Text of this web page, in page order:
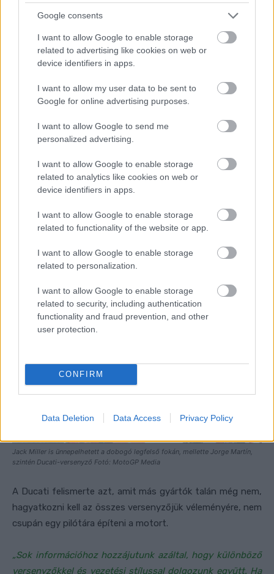
Google consents
I want to allow Google to enable storage
related to advertising like cookies on web or
device identifiers in apps.
I want to allow my user data to be sent to
Google for online advertising purposes.
I want to allow Google to send me
personalized advertising.
I want to allow Google to enable storage
related to analytics like cookies on web or
device identifiers in apps.
I want to allow Google to enable storage
related to functionality of the website or app.
I want to allow Google to enable storage
related to personalization.
I want to allow Google to enable storage
related to security, including authentication
functionality and fraud prevention, and other
user protection.
CONFIRM
Data Deletion Data Access Privacy Policy